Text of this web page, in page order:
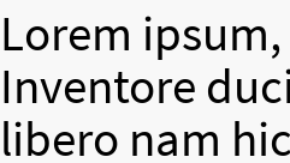
Lorem
Inventore
libero nam